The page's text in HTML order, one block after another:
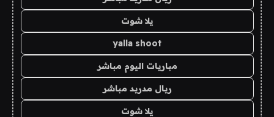
يلا شوت
yalla shoot
مباريات اليوم مباشر
ريال مدريد مباشر
يلا شوت